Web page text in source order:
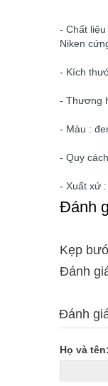
- Chất
Niken
- Kích
- Thương
- Màu :
- Quy
- Xuất xứ
Ðánh
Kẹp
Ðánh
Đánh
Họ và tên: